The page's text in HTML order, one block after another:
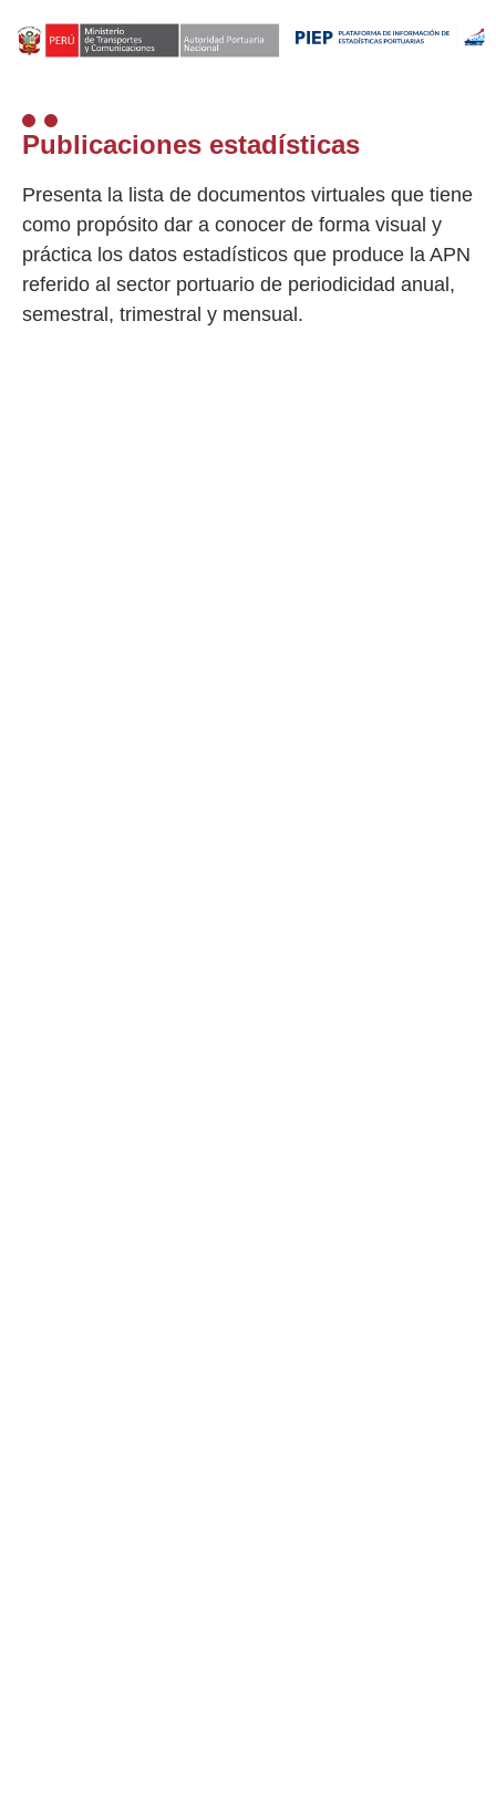
Publicaciones estadísticas
Presenta la lista de documentos virtuales que tiene
como propósito dar a conocer de forma visual y
práctica los datos estadísticos que produce la APN
referido al sector portuario de periodicidad anual,
semestral, trimestral y mensual.